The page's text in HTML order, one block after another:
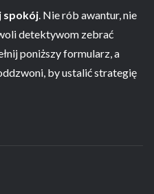
spokój. Nie rób awantur, nie
detektywom zebrać
poniższy formularz, a
by ustalić strategię